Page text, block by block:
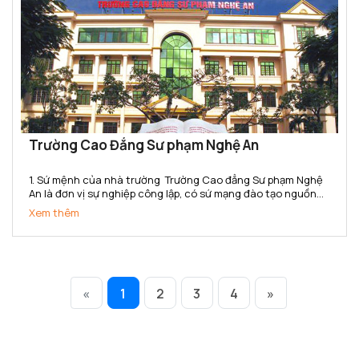
Trường Cao Đẳng Sư phạm Nghệ An
1. Sứ mệnh của nhà trường Trường Cao đẳng Sư phạm Nghệ
An là đơn vị sự nghiệp công lập, có sứ mạng đào tạo nguồn
nhân lực trình độ cao đẳng chất lượng cao; là cơ sở đào tạo,
bồi dưỡng giáo viên, cán bộ quản lý, nghiên cứu khoa...
Xem thêm
« 1 2 3 4 »